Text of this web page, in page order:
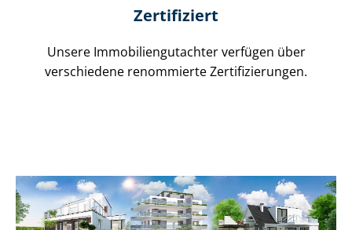
Zertifiziert
Unsere Immobilien­gutachter verfügen über
verschiedene renommierte Zer­ti­fi­zie­run­gen.